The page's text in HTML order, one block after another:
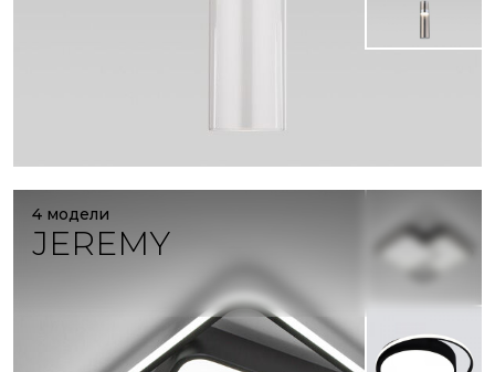
4 модели
JEREMY